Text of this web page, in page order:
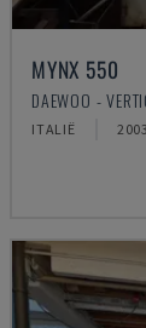
MYNX 550
DAEWOO -
ITALIË 2003